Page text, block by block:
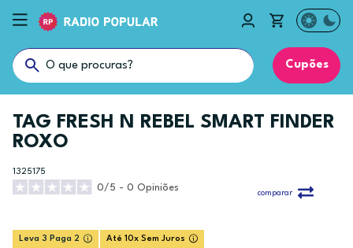
Cupões
TAG FRESH N REBEL SMART FINDER
ROXO
1325175
0/5 - 0 Opiniões
comparar
Leva 3 Paga 2 Até 10x Sem Juros